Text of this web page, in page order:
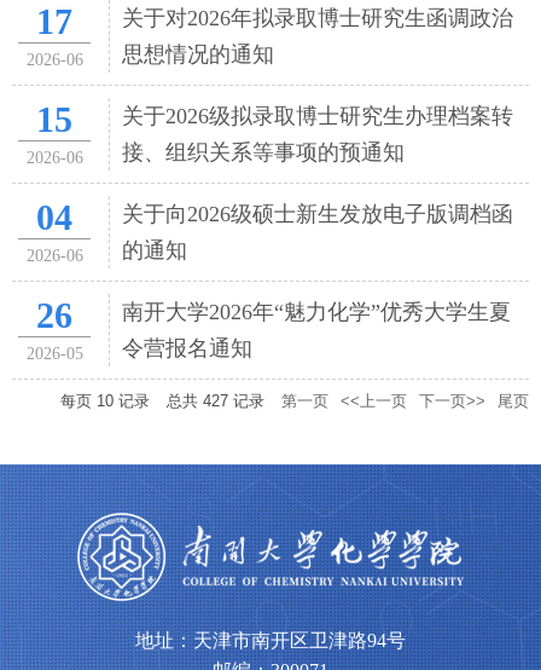
17
2026-06
关于对2026年拟录取博士研究生函调政治
思想情况的通知
15
2026-06
关于2026级拟录取博士研究生办理档案转
接、组织关系等事项的预通知
04
2026-06
关于向2026级硕士新生发放电子版调档函
的通知
26
2026-05
南开大学2026年“魅力化学”优秀大学生夏
令营报名通知
每页 10 记录 总共 427 记录 第一页 <<上一页 下一页>> 尾页
地址：天津市南开区卫津路94号